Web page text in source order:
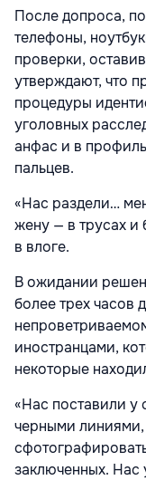
После допроса,
телефоны,
проверки,
утверждают, что
процедуры
уголовных
анфас и в
пальцев.
«Нас раздели…
жену — в трусах и
в влоге.
В ожидании
более трех часов
иностранцами,
некоторые
«Нас поставили у
черными линиями,
заключенных.